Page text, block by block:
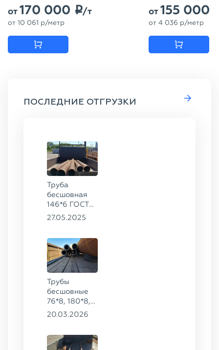
от170 000 p/т
от 10 061 p/метр
от155 000
от 4 036 p/метр
ПОСЛЕДНИЕ ОТГРУЗКИ
Труба
бесшовная
146*6 ГОСТ
8732-78, ст.
27.05.2025
Трубы
бесшовные
76*8, 180*8,
146*6, 25*4
20.03.2026